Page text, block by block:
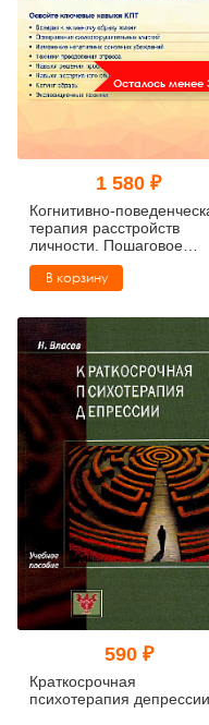
Осталось менее
1 580 ₽
Когнитивно-
терапия расстройств
личности. Пошаговое
руководство
В корзину
590 ₽
Краткосрочная
психотерапия депрессии